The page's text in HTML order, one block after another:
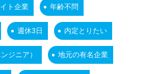
ト企業 年齢不問
週休3日 内定とりたい
ジニア） 地元の有名企業